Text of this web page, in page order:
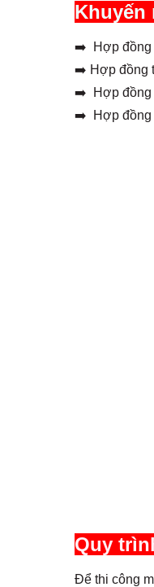
Khuyến
➡️ Hợp đồng
➡️ Hợp đồng
➡️ Hợp đồng
➡️ Hợp đồng
Quy
Để thi công